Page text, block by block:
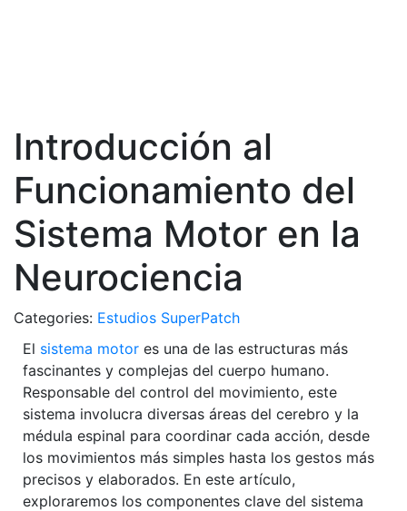
Introducción al
Funcionamiento del
Sistema Motor en la
Neurociencia
Categories: Estudios SuperPatch
El sistema motor es una de las estructuras más
fascinantes y complejas del cuerpo humano.
Responsable del control del movimiento, este
sistema involucra diversas áreas del cerebro y la
médula espinal para coordinar cada acción, desde
los movimientos más simples hasta los gestos más
precisos y elaborados. En este artículo,
exploraremos los componentes clave del sistema